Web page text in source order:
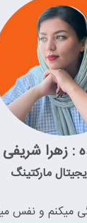
: زهرا شریفی
مارکتینگ
میکنم و نفس